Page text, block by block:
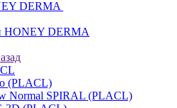
DERMA
HONEY DERMA
(PLACL)
Normal SPIRAL (PLACL)